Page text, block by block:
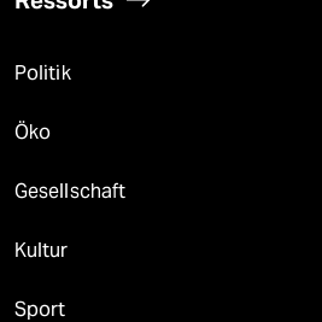
Politik
Öko
Gesellschaft
Kultur
Sport